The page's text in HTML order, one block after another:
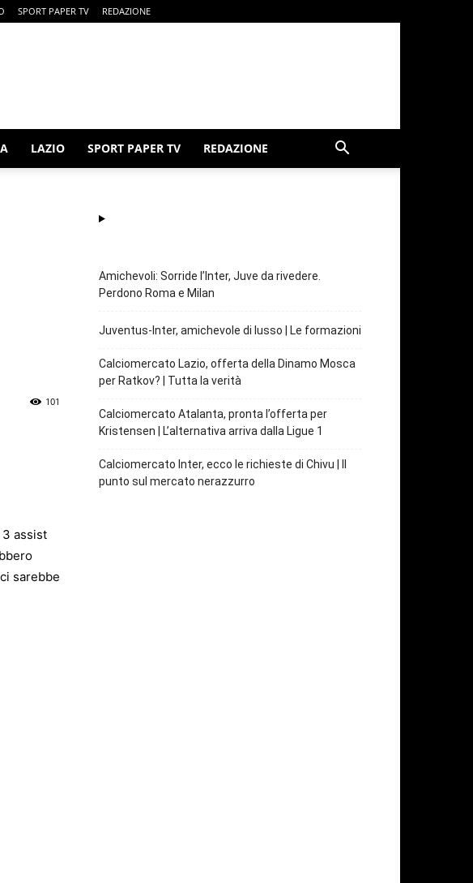
SPORT PAPER TV REDAZIONE
LAZIO SPORT PAPER TV REDAZIONE
101
3 assist
sarebbe
Amichevoli: Sorride l’Inter, Juve da rivedere.
Perdono Roma e Milan
Juventus-Inter, amichevole di lusso | Le formazioni
Calciomercato Lazio, offerta della Dinamo Mosca
per Ratkov? | Tutta la verità
Calciomercato Atalanta, pronta l’offerta per
Kristensen | L’alternativa arriva dalla Ligue 1
Calciomercato Inter, ecco le richieste di Chivu | Il
punto sul mercato nerazzurro